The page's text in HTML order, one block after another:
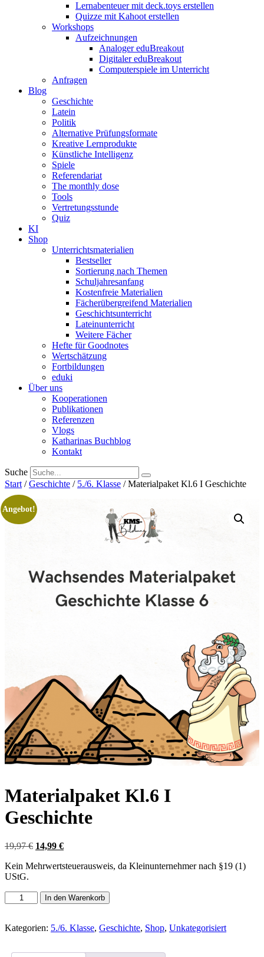
Lernabenteuer mit deck.toys erstellen
Quizze mit Kahoot erstellen
Workshops
Aufzeichnungen
Analoger eduBreakout
Digitaler eduBreakout
Computerspiele im Unterricht
Anfragen
Blog
Geschichte
Latein
Politik
Alternative Prüfungsformate
Kreative Lernprodukte
Künstliche Intelligenz
Spiele
Referendariat
The monthly dose
Tools
Vertretungsstunde
Quiz
KI
Shop
Unterrichtsmaterialien
Bestseller
Sortierung nach Themen
Schuljahresanfang
Kostenfreie Materialien
Fächerübergreifend Materialien
Geschichtsunterricht
Lateinunterricht
Weitere Fächer
Hefte für Goodnotes
Wertschätzung
Fortbildungen
eduki
Über uns
Kooperationen
Publikationen
Referenzen
Vlogs
Katharinas Buchblog
Kontakt
Suche
Start /Geschichte / 5./6. Klasse / Materialpaket Kl.6 I Geschichte
Angebot!
Materialpaket Kl.6 I
Geschichte
19,97€ Ursprünglicher
war:
14,99 €Aktueller
ist:
Kein Mehrwertsteuerausweis, da Kleinunternehmer nach §19 (1)
UStG.
Materialpaket
Kl.6
Geschichte
In den Warenkorb
Kategorien: 5./6. Klasse, Geschichte, Shop, Unkategorisiert